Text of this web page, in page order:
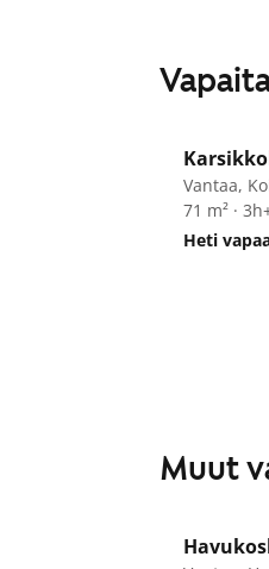
Vantaa,
71 m² ·
Heti
Muut